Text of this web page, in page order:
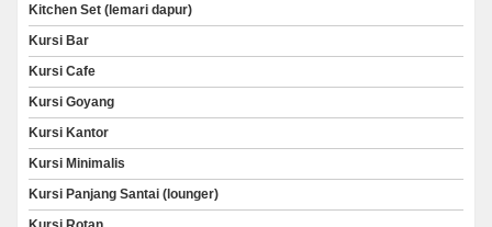
Kitchen Set (lemari dapur)
Kursi Bar
Kursi Cafe
Kursi Goyang
Kursi Kantor
Kursi Minimalis
Kursi Panjang Santai (lounger)